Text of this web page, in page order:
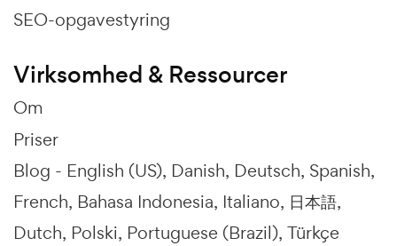
SEO-opgavestyring
Virksomhed & Ressourcer
Om
Priser
Blog - English (US) Danish Deutsch Spanish
French Bahasa Indonesia Italiano 日本語
Dutch Polski Portuguese (Brazil) Türkçe